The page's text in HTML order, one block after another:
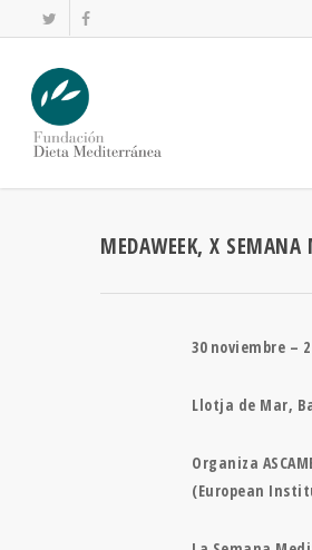
MEDAWEEK, X SEMANA
30 noviembre –
Llotja de Mar,
Organiza
(European